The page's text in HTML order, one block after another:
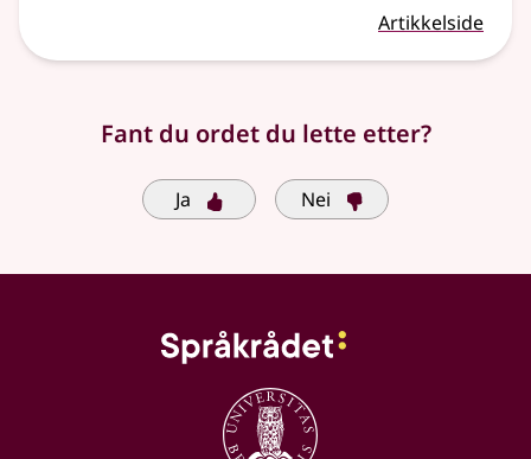
Artikkelside
Fant du ordet du lette etter?
Ja Nei